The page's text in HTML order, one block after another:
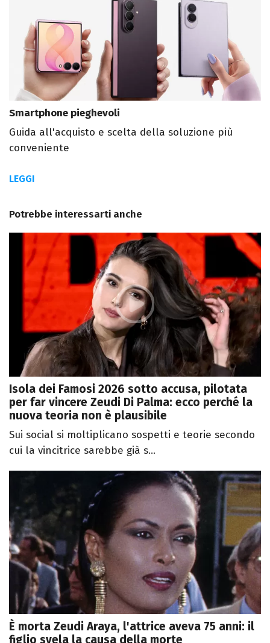
Smartphone pieghevoli
Guida all'acquisto e scelta della soluzione più
conveniente
LEGGI
Potrebbe interessarti anche
Isola dei Famosi 2026 sotto accusa, pilotata
per far vincere Zeudi Di Palma: ecco perché la
nuova teoria non è plausibile
Sui social si moltiplicano sospetti e teorie secondo
cui la vincitrice sarebbe già s...
È morta Zeudi Araya, l'attrice aveva 75 anni: il
figlio svela la causa della morte